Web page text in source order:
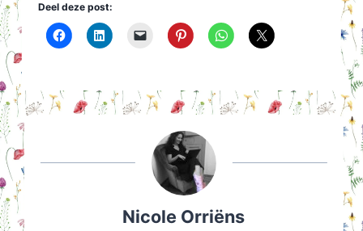
Deel deze post:
Nicole Orriëns